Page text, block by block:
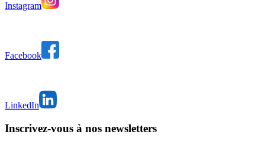
Instagram
Facebook
LinkedIn
Inscrivez-vous à nos newsletters